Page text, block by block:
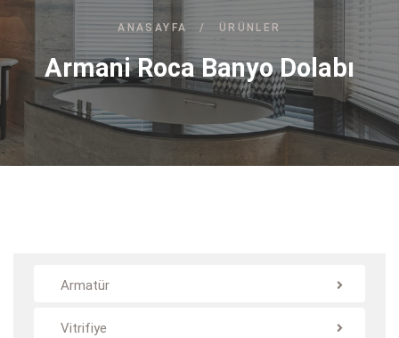
ANASAYFA / ÜRÜNLER
Armani Roca Banyo Dolabı
Armatür
Vitrifiye